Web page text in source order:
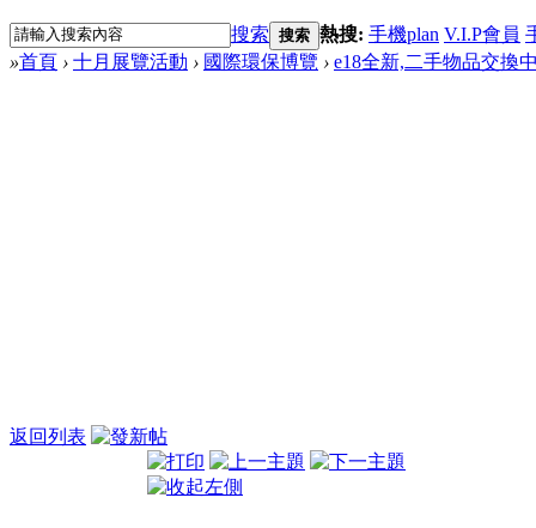
搜索 搜索 熱搜: 手機plan V.I.P會員
»首頁 › 十月展覽活動 › 國際環保博覽 › e18全新,二手物品交換
返回列表